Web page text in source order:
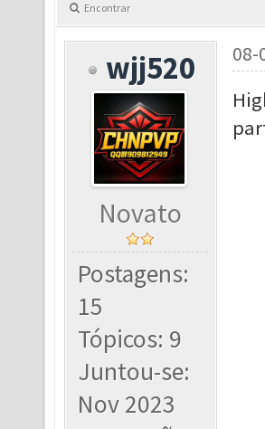
Encontrar
wjj520
Novato
Postagens:
15
Tópicos: 9
Juntou-se:
Nov 2023
08-